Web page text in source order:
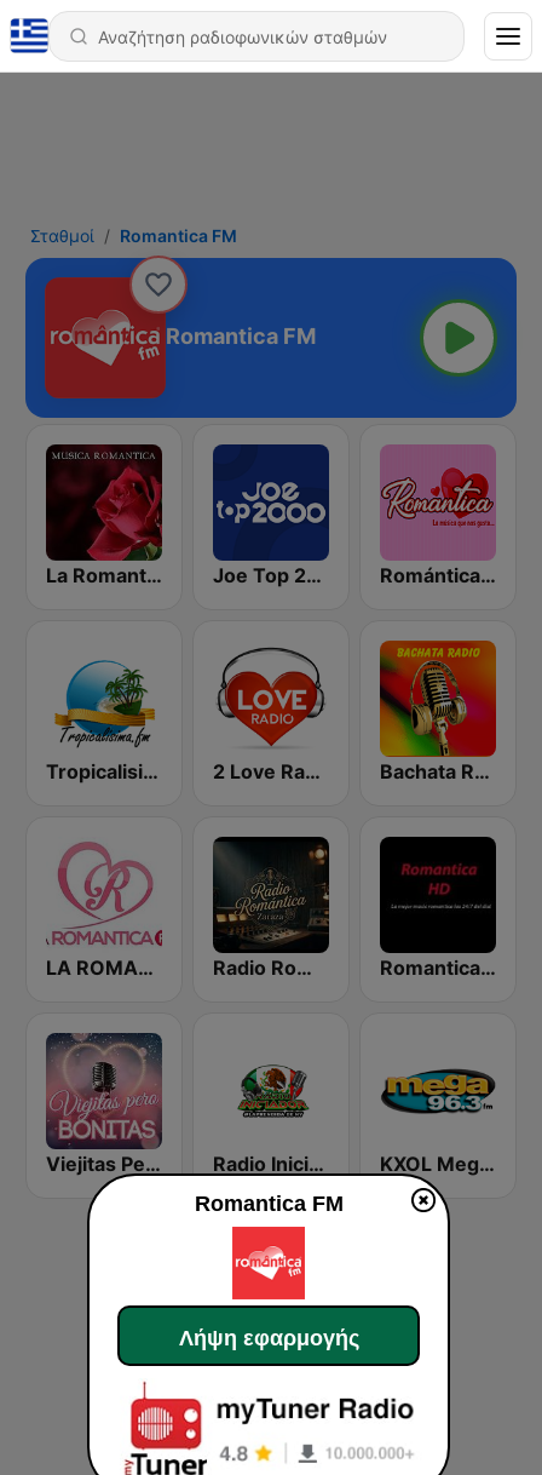
Σταθμοί Romantica FM
Romantica FM
La Romantica FM Joe Top 2000 Romántica Radio
Tropicalisima.fm - Bachata 2 Love Radio Bachata Radio
LA ROMANTICA FM Radio Romántica Romantica HD
Viejitas Pero Bonitas Radio Iniciador KXOL Mega 96.3 FM
Romantica FM
Λήψη εφαρμογής